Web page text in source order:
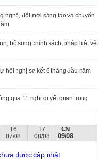
nghệ, đổi mới sáng tạo và chuyển
bổ sung chính sách, pháp luật về
hội nghị sơ kết 6 tháng đầu năm
qua 11 nghị quyết quan trọng
T6
07/08
T7
08/08
CN
09/08
được cập nhật